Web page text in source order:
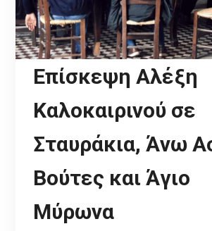
Επίσκεψη Αλέξη
Καλοκαιρινού σε
Σταυράκια, Άνω
Βούτες και Άγιο
Μύρωνα